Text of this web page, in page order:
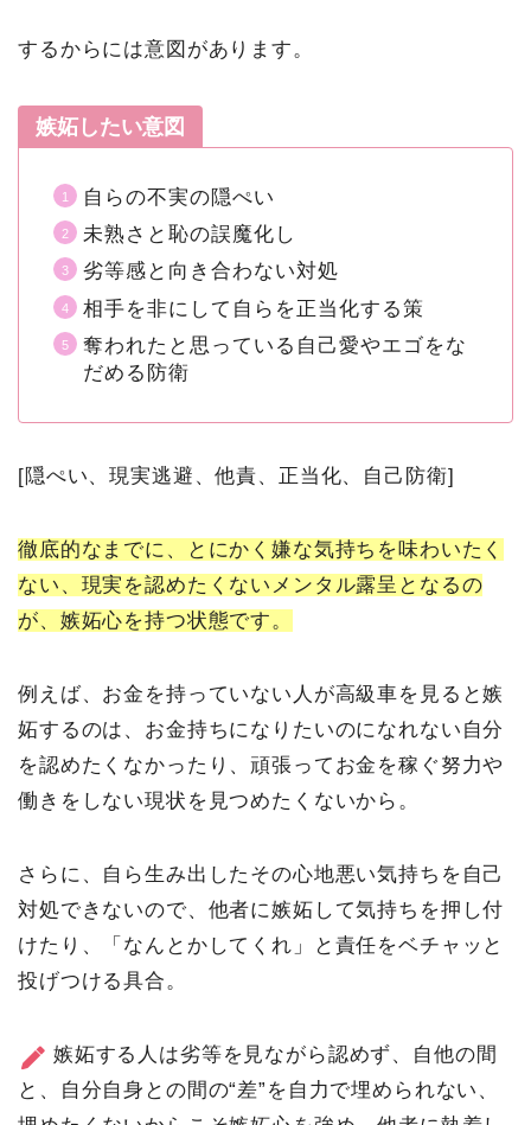
するからには意図があります。
嫉妬したい意図
自らの不実の隠ぺい
未熟さと恥の誤魔化し
劣等感と向き合わない対処
相手を非にして自らを正当化する策
奪われたと思っている自己愛やエゴをな
だめる防衛
[隠ぺい、現実逃避、他責、正当化、自己防衛]
徹底的なまでに、とにかく嫌な気持ちを味わいたく
ない、現実を認めたくないメンタル露呈となるの
が、嫉妬心を持つ状態です。
例えば、お金を持っていない人が高級車を見ると嫉
妬するのは、お金持ちになりたいのになれない自分
を認めたくなかったり、頑張ってお金を稼ぐ努力や
働きをしない現状を見つめたくないから。
さらに、自ら生み出したその心地悪い気持ちを自己
対処できないので、他者に嫉妬して気持ちを押し付
けたり、「なんとかしてくれ」と責任をベチャッと
投げつける具合。
嫉妬する人は劣等を見ながら認めず、自他の間
と、自分自身との間の“差”を自力で埋められない、